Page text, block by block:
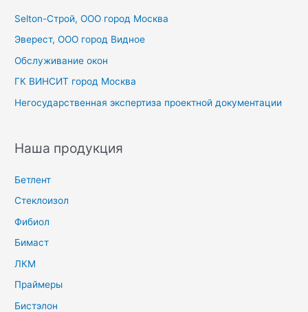
:Selton-Строй, OOO город Москва
Эверест, ООО город Видное
Обслуживание окон
ГК ВИНСИТ город Москва
Негосударственная экспертиза проектной документации
Наша продукция
Бетлент
Стеклоизол
Фибиол
Бимаст
ЛКМ
Праймеры
Бистэлон